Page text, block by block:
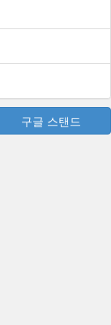
구글 스탠드